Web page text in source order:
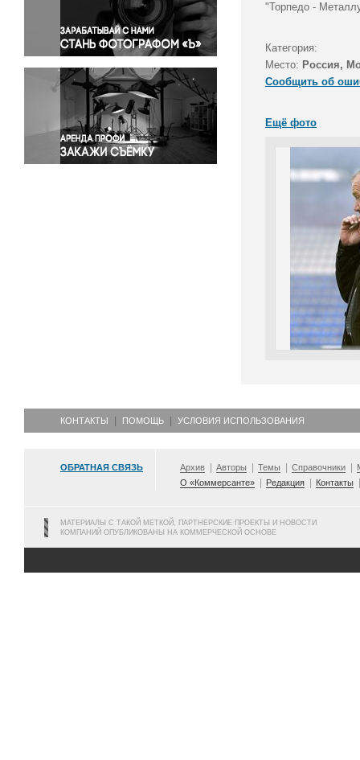
Правосудие
Происшествия и конфликты
Религия
Светская жизнь
Спорт
Экология
Экономика и бизнес
"Торпедо -
Категория:
Место: Россия,
Сообщить об
Ещё фото
КОНТАКТЫ ПОМОЩЬ УСЛОВИЯ ИСПОЛЬЗОВАНИЯ
ОБРАТНАЯ СВЯЗЬ Архив Авторы Темы Справочники
О «Коммерсанте»
Редакция Контакты
МАТЕРИАЛЫ С ТАКОЙ МЕТКОЙ, ПАРТНЕРСКИЕ ПРОЕКТЫ И НОВОСТИ
КОМПАНИЙ ОПУБЛИКОВАНЫ НА КОММЕРЧЕСКОЙ ОСНОВЕ